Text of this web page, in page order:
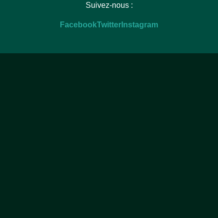
Suivez-nous :
FacebookTwitter Instagram